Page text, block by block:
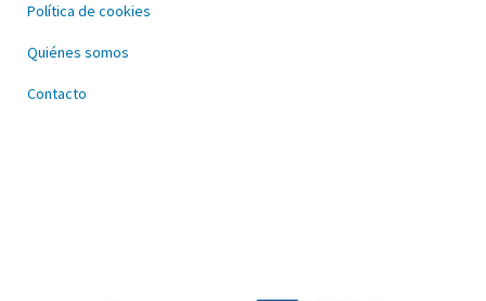
Política de cookies
Quiénes somos
Contacto